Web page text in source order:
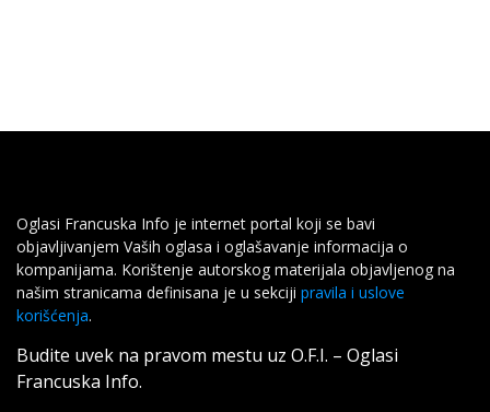
Oglasi Francuska Info je internet portal koji se bavi
objavljivanjem Vaših oglasa i oglašavanje informacija o
kompanijama. Korištenje autorskog materijala objavljenog na
našim stranicama definisana je u sekciji pravila i uslove
korišćenja.
Budite uvek na pravom mestu uz O.F.I. – Oglasi
Francuska Info.